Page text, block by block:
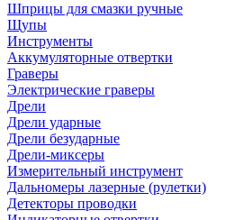
Шприцы для смазки ручные
Щупы
Инструменты
Аккумуляторные отвертки
Граверы
Электрические граверы
Дрели
Дрели ударные
Дрели безударные
Дрели-миксеры
Измерительный инструмент
Дальномеры лазерные (рулетки)
Детекторы проводки